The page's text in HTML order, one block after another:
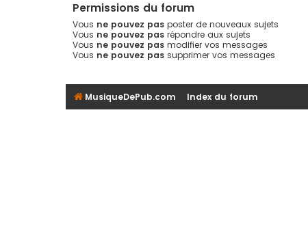
Permissions du forum
Vous ne pouvez pas poster de nouveaux sujets
Vous ne pouvez pas répondre aux sujets
Vous ne pouvez pas modifier vos messages
Vous ne pouvez pas supprimer vos messages
MusiqueDePub.com Index du forum